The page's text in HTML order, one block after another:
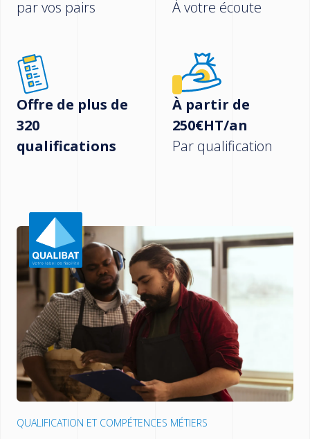
par vos pairs
À votre écoute
Offre de plus de
320
qualifications
À partir de
250€HT/an
Par qualification
QUALIFICATION ET COMPÉTENCES MÉTIERS